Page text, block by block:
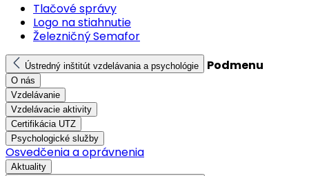
Tlačové správy
Logo na stiahnutie
Železničný Semafor
Ústredný inštitút vzdelávania a psychológie Podmenu
O nás
Vzdelávanie
Vzdelávacie aktivity
Certifikácia UTZ
Psychologické služby
Osvedčenia a oprávnenia
Aktuality